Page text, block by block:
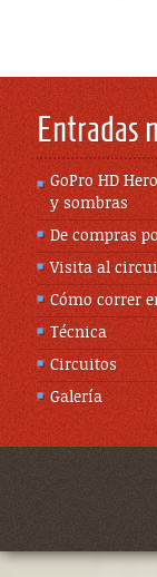
Entradas
GoPro HD
y sombras
De compras
Visita al
Cómo correr
Técnica
Circuitos
Galería